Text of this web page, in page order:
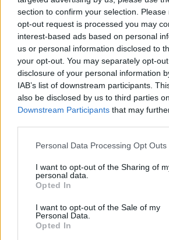
section to confirm your selection.
opt-out request is processed you may
interest-based ads based on personal
us or personal information disclosed to
your opt-out. You may separately opt-
disclosure of your personal information
IAB’s list of downstream participants.
also be disclosed by us to third parties
Downstream Participants that may
Personal Data Processing Opt Outs
I want to opt-out of the Sharing of
personal data.
Opted In
I want to opt-out of the Sale of my
Personal Data.
Opted In
Σκωτσέζικα αυγά: Μία
όσους αγαπούν τα αυγά
ΕΥ ΖΗΝ 07/08/2026 - 08:20